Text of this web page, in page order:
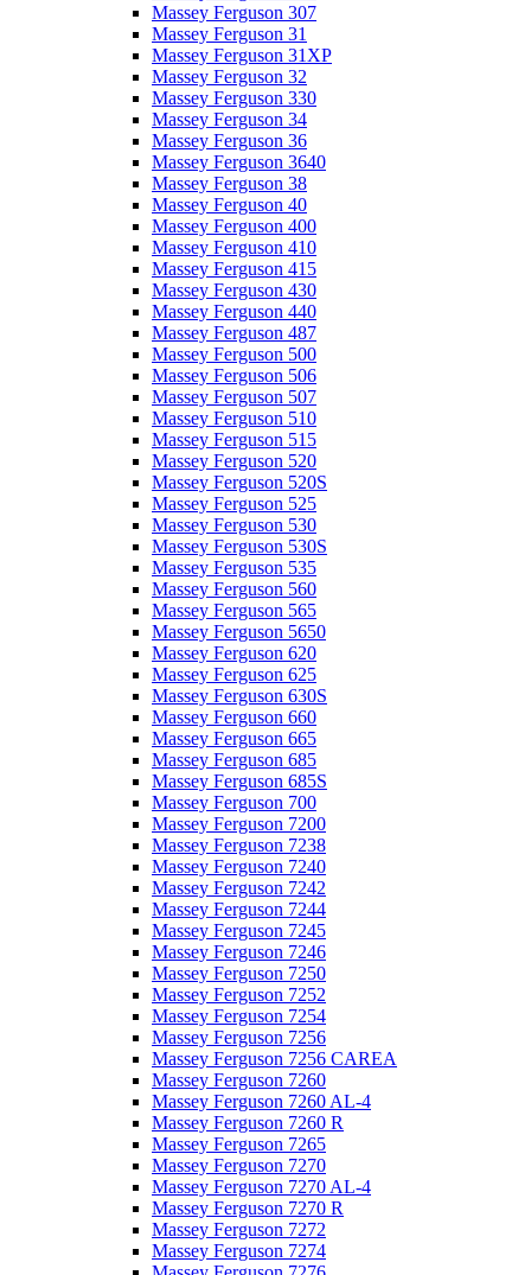
Massey Ferguson 307
Massey Ferguson 31
Massey Ferguson 31XP
Massey Ferguson 32
Massey Ferguson 330
Massey Ferguson 34
Massey Ferguson 36
Massey Ferguson 3640
Massey Ferguson 38
Massey Ferguson 40
Massey Ferguson 400
Massey Ferguson 410
Massey Ferguson 415
Massey Ferguson 430
Massey Ferguson 440
Massey Ferguson 487
Massey Ferguson 500
Massey Ferguson 506
Massey Ferguson 507
Massey Ferguson 510
Massey Ferguson 515
Massey Ferguson 520
Massey Ferguson 520S
Massey Ferguson 525
Massey Ferguson 530
Massey Ferguson 530S
Massey Ferguson 535
Massey Ferguson 560
Massey Ferguson 565
Massey Ferguson 5650
Massey Ferguson 620
Massey Ferguson 625
Massey Ferguson 630S
Massey Ferguson 660
Massey Ferguson 665
Massey Ferguson 685
Massey Ferguson 685S
Massey Ferguson 700
Massey Ferguson 7200
Massey Ferguson 7238
Massey Ferguson 7240
Massey Ferguson 7242
Massey Ferguson 7244
Massey Ferguson 7245
Massey Ferguson 7246
Massey Ferguson 7250
Massey Ferguson 7252
Massey Ferguson 7254
Massey Ferguson 7256
Massey Ferguson 7256 CAREA
Massey Ferguson 7260
Massey Ferguson 7260 AL-4
Massey Ferguson 7260 R
Massey Ferguson 7265
Massey Ferguson 7270
Massey Ferguson 7270 AL-4
Massey Ferguson 7270 R
Massey Ferguson 7272
Massey Ferguson 7274